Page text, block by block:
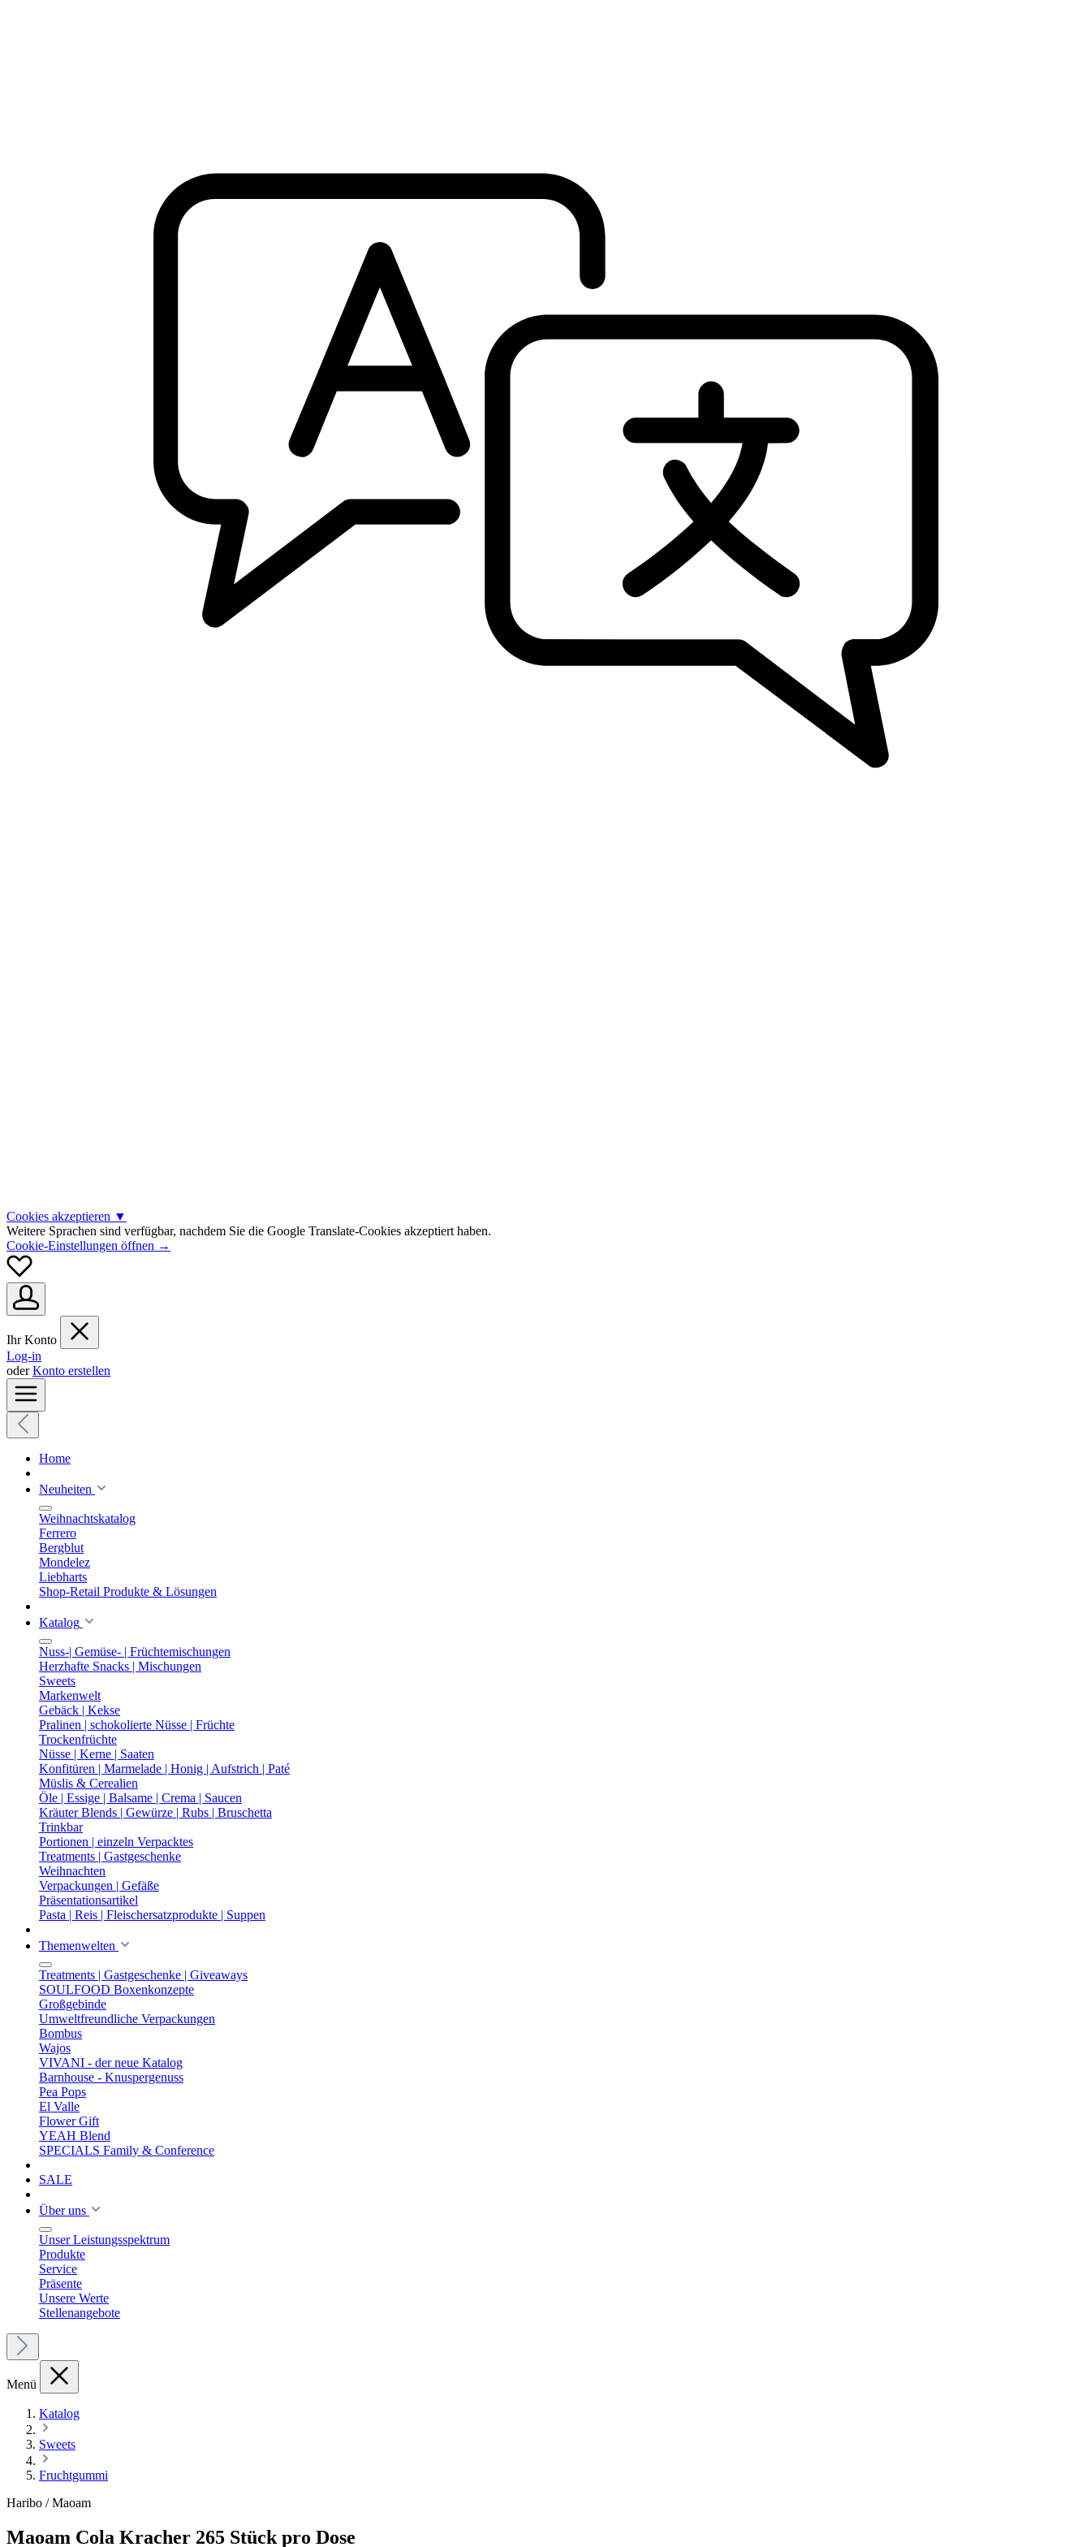
Cookies akzeptieren ▼
Weitere Sprachen sind verfügbar, nachdem Sie die Google Translate-Cookies akzeptiert haben.
Cookie-Einstellungen öffnen →
Ihr Konto
Log-in
oderKonto erstellen
Home
Neuheiten
Weihnachtskatalog
Ferrero
Bergblut
Mondelez
Liebharts
Shop-Retail Produkte & Lösungen
Katalog
Nuss-| Gemüse- | Früchtemischungen
Herzhafte Snacks | Mischungen
Sweets
Markenwelt
Gebäck | Kekse
Pralinen | schokolierte Nüsse | Früchte
Trockenfrüchte
Nüsse | Kerne | Saaten
Konfitüren | Marmelade | Honig | Aufstrich | Paté
Müslis & Cerealien
Öle | Essige | Balsame | Crema | Saucen
Kräuter Blends | Gewürze | Rubs | Bruschetta
Trinkbar
Portionen | einzeln Verpacktes
Treatments | Gastgeschenke
Weihnachten
Verpackungen | Gefäße
Präsentationsartikel
Pasta | Reis | Fleischersatzprodukte | Suppen
Themenwelten
Treatments | Gastgeschenke | Giveaways
SOULFOOD Boxenkonzepte
Großgebinde
Umweltfreundliche Verpackungen
Bombus
Wajos
VIVANI - der neue Katalog
Barnhouse - Knuspergenuss
Pea Pops
El Valle
Flower Gift
YEAH Blend
SPECIALS Family & Conference
SALE
Über uns
Unser Leistungsspektrum
Produkte
Service
Präsente
Unsere Werte
Stellenangebote
Menü
Katalog
Sweets
Fruchtgummi
Haribo / Maoam
Maoam Cola Kracher 265 Stück pro Dose